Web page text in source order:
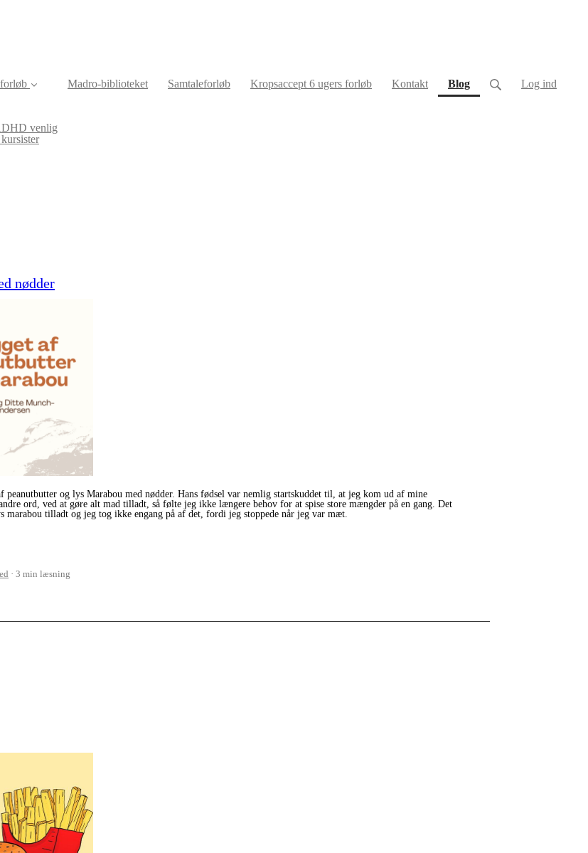
venlig
Madro-biblioteket Samtaleforløb Kropsaccept 6 ugers forløb Kontakt Blog(current) Log ind
nødder
peanutbutter og lys Marabou med nødder. Hans fødsel var nemlig startskuddet til, at jeg kom ud af mine
ord, ved at gøre alt mad tilladt, så følte jeg ikke længere behov for at spise store mængder på en gang. Det
marabou tilladt og jeg tog ikke engang på af det, fordi jeg stoppede når jeg var mæt.
3 min læsning